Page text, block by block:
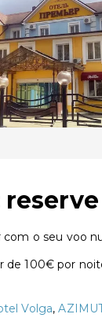
o seu voo
100€ por
Volga,